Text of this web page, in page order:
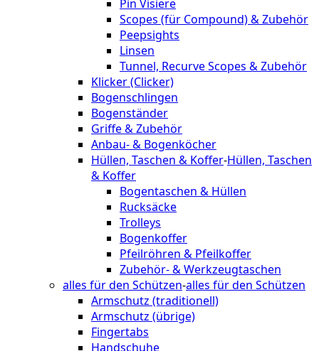
Pin Visiere
Scopes (für Compound) & Zubehör
Peepsights
Linsen
Tunnel, Recurve Scopes & Zubehör
Klicker (Clicker)
Bogenschlingen
Bogenständer
Griffe & Zubehör
Anbau- & Bogenköcher
Hüllen, Taschen & Koffer-Hüllen, Taschen
& Koffer
Bogentaschen & Hüllen
Rucksäcke
Trolleys
Bogenkoffer
Pfeilröhren & Pfeilkoffer
Zubehör- & Werkzeugtaschen
alles für den Schützen-alles für den Schützen
Armschutz (traditionell)
Armschutz (übrige)
Fingertabs
Handschuhe